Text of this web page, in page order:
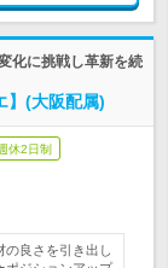
化に挑戦し革新を続
】(大阪配属)
休2日制
の良さを引き出し